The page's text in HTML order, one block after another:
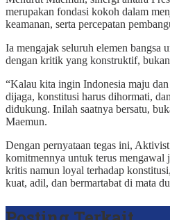
merupakan fondasi kokoh dalam
keamanan, serta percepatan
Ia mengajak seluruh elemen bangsa
dengan kritik yang konstruktif,
“Kalau kita ingin Indonesia maju
dijaga, konstitusi harus dihormati,
didukung. Inilah saatnya bersatu,
Maemun.
Dengan pernyataan tegas ini,
komitmennya untuk terus mengawal
kritis namun loyal terhadap
kuat, adil, dan bermartabat di mata